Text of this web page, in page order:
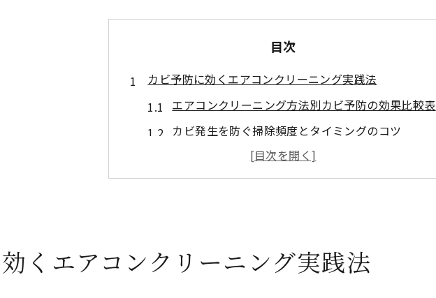
目次
カビ予防に効くエアコンクリーニング実践法
エアコンクリーニング方法別カビ予防の効果比較表
カビ発生を防ぐ掃除頻度とタイミングのコツ
セルフとプロのエアコンクリーニング、効果の違い
初めてでも安心なカビ対策の手順解説
家でできるエアコンクリーニング手順一覧
くエアコンクリーニング実践法